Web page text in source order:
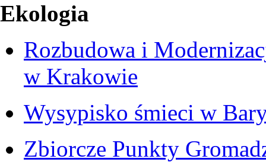
Ekologia
Rozbudowa i
w Krakowie
Wysypisko śmieci w
Zbiorcze Punkty